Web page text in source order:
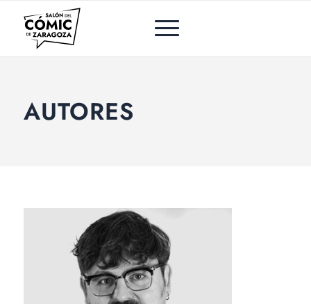
AUTORES